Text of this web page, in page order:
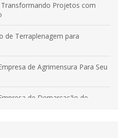
Projetos com
de Terraplenagem para
de Agrimensura Para Seu
de Demarcação de